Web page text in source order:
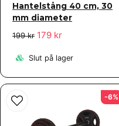
Hantelstång 40 cm, 30
mm diameter
199 kr 179 kr
Slut på lager
-6%